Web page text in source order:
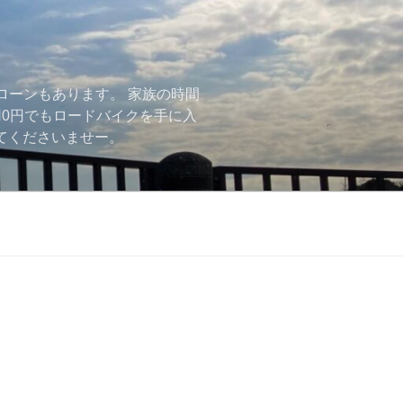
ーンもあります。 家族の時間
円でもロードバイクを手に入
ださいませー。